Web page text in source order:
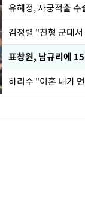
유혜정, 자궁적출
김정렬 "친형 군대
하리수 "이혼 내가